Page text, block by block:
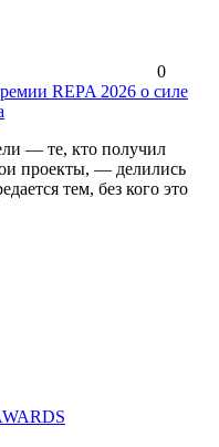
0
REPA 2026 о силе
— те, кто получил
проекты, — делились
тем, без кого это